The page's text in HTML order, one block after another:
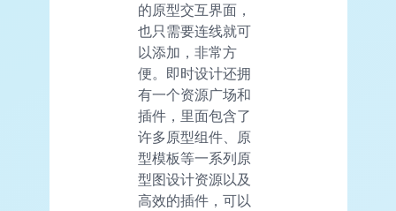
的原型交互界面，
也只需要连线就可
以添加，非常方
便。即时设计还拥
有一个资源广场和
插件，里面包含了
许多原型组件、原
型模板等一系列原
型图设计资源以及
高效的插件，可以